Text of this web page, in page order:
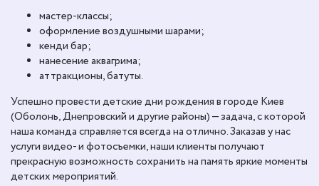
мастер-классы;
оформление воздушными шарами;
кенди бар;
нанесение аквагрима;
аттракционы, батуты.
Успешно провести детские дни рождения в городе Киев
(Оболонь, Днепровский и другие районы) — задача, с которой
наша команда справляется всегда на отлично. Заказав у нас
услуги видео- и фотосъемки, наши клиенты получают
прекрасную возможность сохранить на память яркие моменты
детских мероприятий.